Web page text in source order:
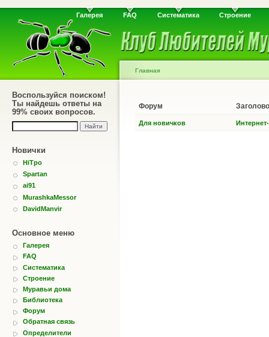
Галерея FAQ Систематика Строение
Воспользуйся поиском!
Ты найдешь ответы на
99% своих вопросов.
Новички
HiTpo
Spartan
ai91
MurashkaMessor
DavidManvir
Основное меню
Галерея
FAQ
Систематика
Строение
Муравьи дома
Библиотека
Форум
Обратная связь
Определители
Главная
Форум
Для новичков